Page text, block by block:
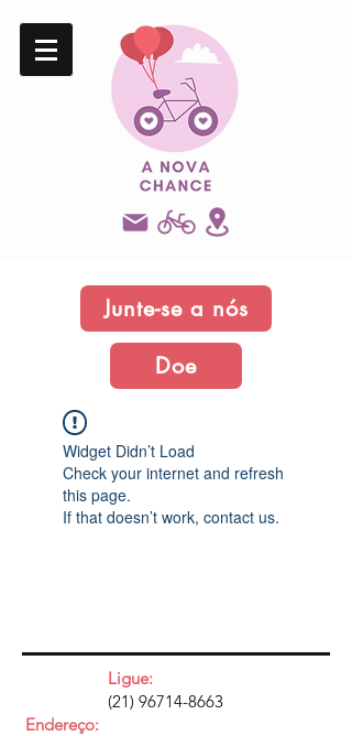
Junte-se a nós
Doe
Widget Didn’t Load
Check your internet and refresh
this page.
If that doesn’t work, contact us.
Ligue:
(21) 96714-8663
Endereço: